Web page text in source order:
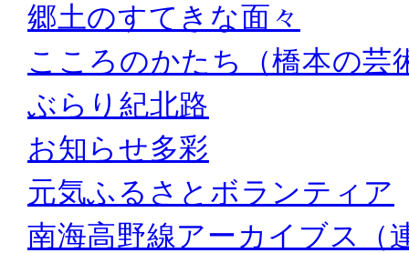
郷土のすてきな面々
こころのかたち（橋本の芸
ぶらり紀北路
お知らせ多彩
元気ふるさとボランティア
南海高野線アーカイブス（